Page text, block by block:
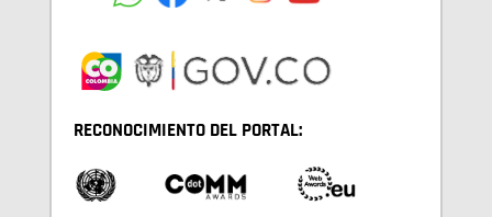
RECONOCIMIENTO DEL PORTAL: